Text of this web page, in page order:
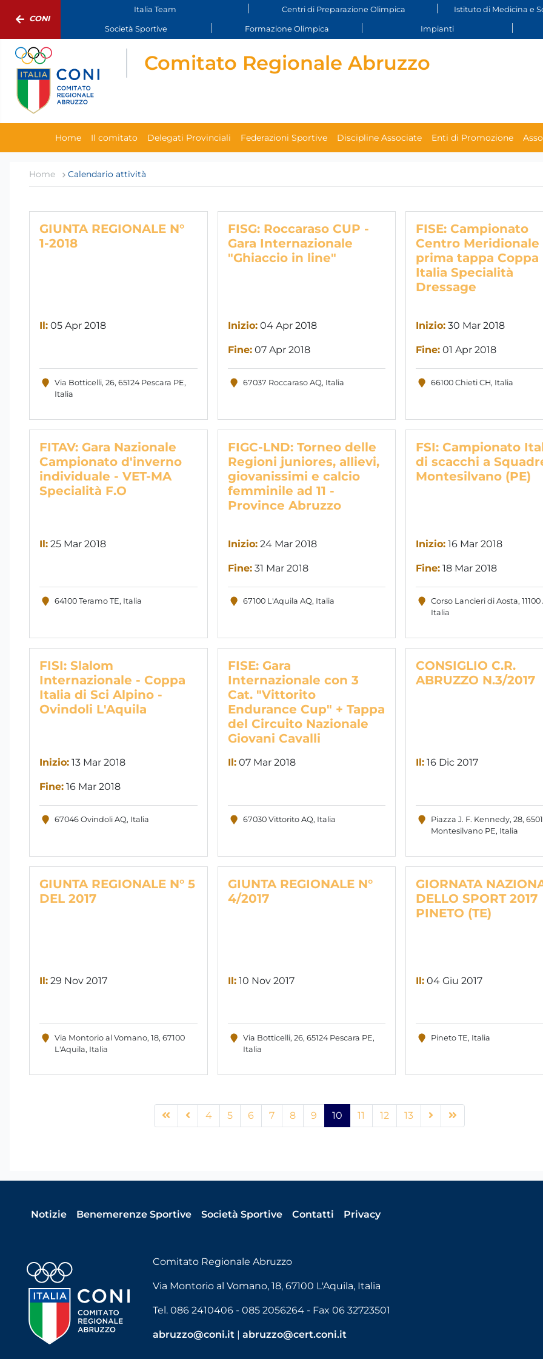
CONI
Italia Team Centri di Preparazione Olimpica Istituto di Medicina e
Società Sportive Formazione Olimpica Impianti
Comitato Regionale Abruzzo
Home Il comitato Delegati Provinciali Federazioni Sportive Discipline Associate Enti di Promozione
Home Calendario attività
GIUNTA REGIONALE N°
1-2018
Il: 05 Apr 2018
Via Botticelli, 26, 65124 Pescara PE,
Italia
FISG: Roccaraso CUP -
Gara Internazionale
"Ghiaccio in line"
Inizio: 04 Apr 2018
Fine: 07 Apr 2018
67037 Roccaraso AQ, Italia
FISE: Campionato
Centro Meridionale
prima tappa Coppa
Italia Specialità
Dressage
Inizio: 30 Mar 2018
Fine: 01 Apr 2018
66100 Chieti CH, Italia
FITAV: Gara Nazionale
Campionato d'inverno
individuale - VET-MA
Specialità F.O
Il: 25 Mar 2018
64100 Teramo TE, Italia
FIGC-LND: Torneo delle
Regioni juniores, allievi,
giovanissimi e calcio
femminile ad 11 -
Province Abruzzo
Inizio: 24 Mar 2018
Fine: 31 Mar 2018
67100 L'Aquila AQ, Italia
FSI: Campionato
di scacchi a
Montesilvano (PE)
Inizio: 16 Mar 2018
Fine: 18 Mar 2018
Corso Lancieri di Aosta, 11100
Italia
FISI: Slalom
Internazionale - Coppa
Italia di Sci Alpino -
Ovindoli L'Aquila
Inizio: 13 Mar 2018
Fine: 16 Mar 2018
67046 Ovindoli AQ, Italia
FISE: Gara
Internazionale con 3
Cat. "Vittorito
Endurance Cup" + Tappa
del Circuito Nazionale
Giovani Cavalli
Il: 07 Mar 2018
67030 Vittorito AQ, Italia
CONSIGLIO C.R.
ABRUZZO N.3/2017
Il: 16 Dic 2017
Piazza J. F. Kennedy, 28,
Montesilvano PE, Italia
GIUNTA REGIONALE N° 5
DEL 2017
Il: 29 Nov 2017
Via Montorio al Vomano, 18, 67100
L'Aquila, Italia
GIUNTA REGIONALE N°
4/2017
Il: 10 Nov 2017
Via Botticelli, 26, 65124 Pescara PE,
Italia
GIORNATA
DELLO SPORT 2017
PINETO (TE)
Il: 04 Giu 2017
Pineto TE, Italia
4 5 6 7 8 9 10 11 12 13
Notizie Benemerenze Sportive Società Sportive Contatti Privacy
Comitato Regionale Abruzzo
Via Montorio al Vomano, 18, 67100 L'Aquila, Italia
Tel. 086 2410406 - 085 2056264 - Fax 06 32723501
abruzzo@coni.it |abruzzo@cert.coni.it